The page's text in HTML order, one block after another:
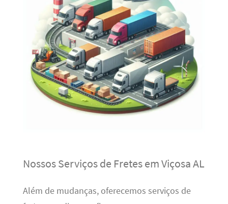
Nossos Serviços de Fretes em Viçosa AL
Além de mudanças, oferecemos serviços de